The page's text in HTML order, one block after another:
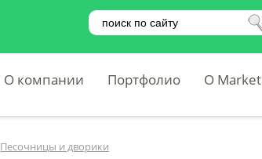
О компании Портфолио O Market
Песочницы и дворики